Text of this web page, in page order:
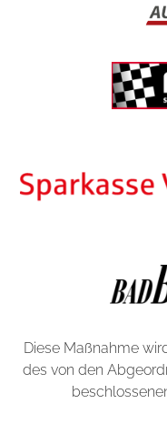
Diese Maßnahme
des von den